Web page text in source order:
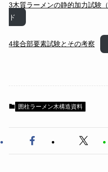
3木質ラーメンの静的加力試験（
ド
4接合部要素試験とその考察
囲柱ラーメン木構造資料